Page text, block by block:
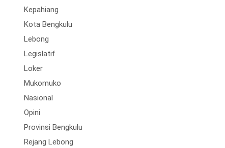
Kepahiang
Kota Bengkulu
Lebong
Legislatif
Loker
Mukomuko
Nasional
Opini
Provinsi Bengkulu
Rejang Lebong